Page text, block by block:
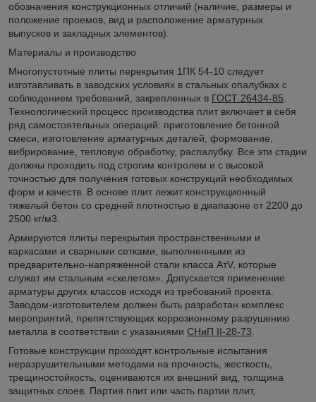
обозначения конструкционных отличий (наличие, размеры и
положение проемов, вид и расположение арматурных
выпусков и закладных элементов).
Материалы и производство
Многопустотные плиты перекрытия 1ПК 54-10 следует
изготавливать в заводских условиях в стальных опалубках с
соблюдением требований, закрепленных в ГОСТ 26434-85.
Технологический процесс производства плит включает в себя
ряд самостоятельных операций: приготовление бетонной
смеси, изготовление арматурных деталей, формование,
вибрирование, тепловую обработку, распалубку. Все эти стадии
должны проходить под строгим контролем и с высокой
точностью для получения готовых конструкций необходимых
форм и качеств. В основе плит лежит конструкционный
тяжелый бетон со средней плотностью в диапазоне от 2200 до
2500 кг/м3.
Армируются плиты перекрытия пространственными и
каркасами и сварными сетками, выполненными из
предварительно-напряженной стали класса АтV, которые
служат им стальным «скелетом». Допускается применение
арматуры других классов исходя из требований проекта.
Заводом-изготовителем должен быть разработан комплекс
мероприятий, препятствующих коррозионному разрушению
металла в соответствии с указаниями СНиП II-28-73.
Готовые конструкции проходят контрольные испытания
неразрушительными методами на прочность, жесткость,
трещиностойкость, оцениваются их внешний вид, толщина
защитных слоев. Партия плит или часть партии плит,